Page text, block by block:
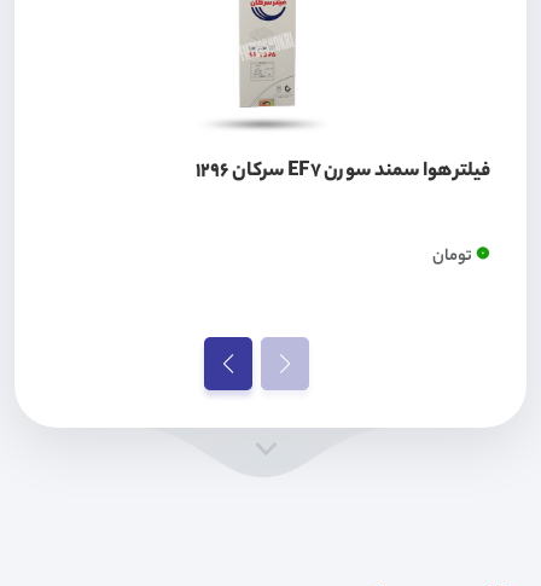
فیلتر هوا سمند سورن EF7 سرکان 1296
0تومان